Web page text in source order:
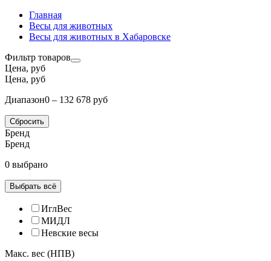
Главная
Весы для животных
Весы для животных в Хабаровске
Фильтр товаров
Цена, руб
Цена, руб
Диапазон0 – 132 678 руб
Сбросить
Бренд
Бренд
0 выбрано
Выбрать всё
ИглВес
МИДЛ
Невские весы
Макс. вес (НПВ)